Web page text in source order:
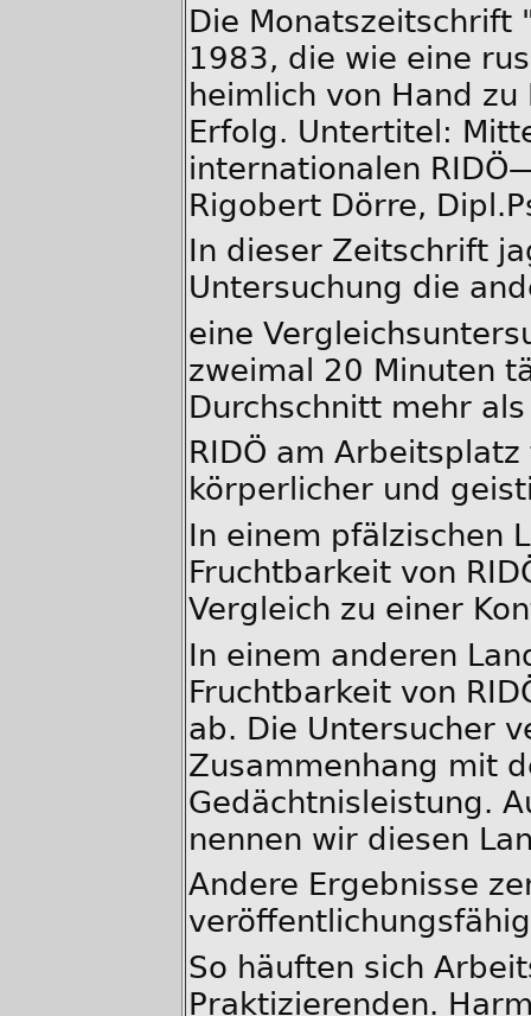
Die
1983, die wie eine
heimlich von Hand
Erfolg. Untertitel:
internationalen
Rigobert Dörre,
In dieser Zeitschrift
Untersuchung die
eine
zweimal 20 Minuten
Durchschnitt mehr
RIDÖ am
körperlicher und
In einem pfälzischen
Fruchtbarkeit von
Vergleich zu einer
In einem anderen
Fruchtbarkeit von
ab. Die Untersucher
Zusammenhang mit
Gedächtnisleistung.
nennen wir diesen
Andere Ergebnisse
So häuften sich
Praktizierenden.